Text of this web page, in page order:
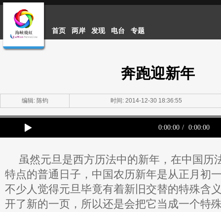
首页 两岸 发现 电台 专题
奔跑迎新年
编辑: 陈钧 时间: 2014-12-30 18:36:55
0:00:00 / 0:00:00
虽然元旦是西方历法中的新年，在中国历
特点的普通日子，中国农历新年是从正月初
不少人觉得元旦毕竟有着新旧交替的特殊含
开了新的一页，所以还是会把它当成一个特